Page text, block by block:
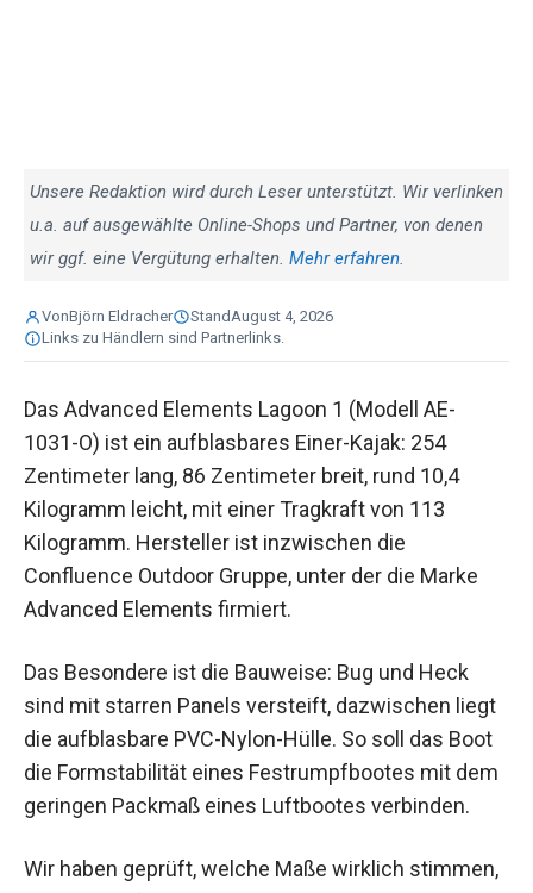
Unsere Redaktion wird durch Leser unterstützt. Wir verlinken
u.a. auf ausgewählte Online-Shops und Partner, von denen
wir ggf. eine Vergütung erhalten. Mehr erfahren.
VonBjörn Eldracher StandAugust 4, 2026
Links zu Händlern sind Partnerlinks.
Das Advanced Elements Lagoon 1 (Modell AE-
1031-O) ist ein aufblasbares Einer-Kajak: 254
Zentimeter lang, 86 Zentimeter breit, rund 10,4
Kilogramm leicht, mit einer Tragkraft von 113
Kilogramm. Hersteller ist inzwischen die
Confluence Outdoor Gruppe, unter der die Marke
Advanced Elements firmiert.
Das Besondere ist die Bauweise: Bug und Heck
sind mit starren Panels versteift, dazwischen liegt
die aufblasbare PVC-Nylon-Hülle. So soll das Boot
die Formstabilität eines Festrumpfbootes mit dem
geringen Packmaß eines Luftbootes verbinden.
Wir haben geprüft, welche Maße wirklich stimmen,